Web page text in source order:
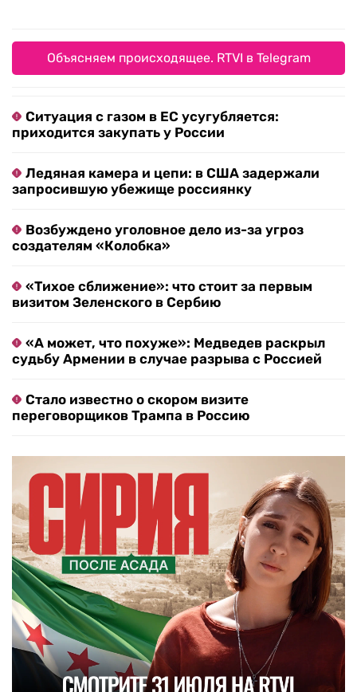
Объясняем происходящее. RTVI в Telegram
Ситуация с газом в ЕС усугубляется:
приходится закупать у России
Ледяная камера и цепи: в США задержали
запросившую убежище россиянку
Возбуждено уголовное дело из-за угроз
создателям «Колобка»
«Тихое сближение»: что стоит за первым
визитом Зеленского в Сербию
«А может, что похуже»: Медведев раскрыл
судьбу Армении в случае разрыва с Россией
Стало известно о скором визите
переговорщиков Трампа в Россию